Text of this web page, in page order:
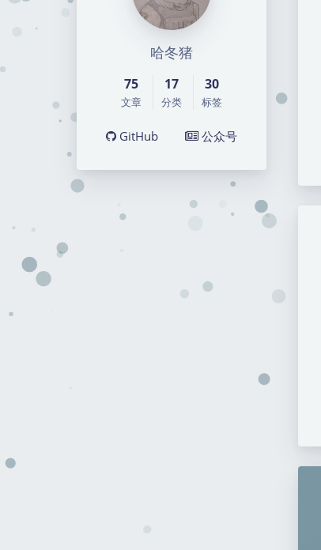
哈冬猪
75
文章
17
分类
30
标签
GitHub 公众号